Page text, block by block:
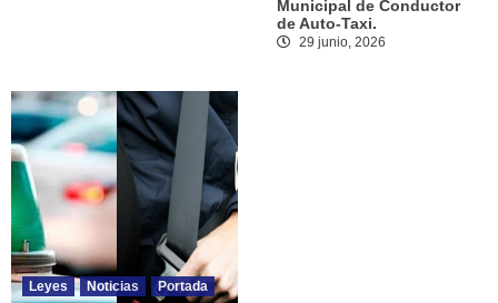
Municipal de Conductor
de Auto-Taxi.
29 junio, 2026
Leyes Noticias
Portada